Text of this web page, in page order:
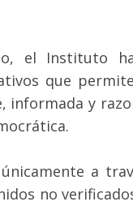
el Instituto
que
informada y
a
no